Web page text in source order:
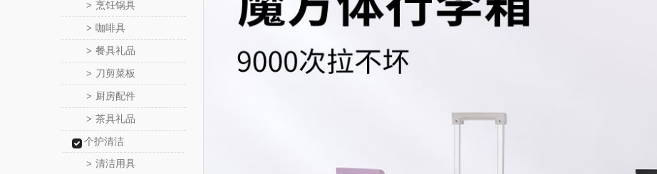
> 烹饪锅具
> 咖啡具
> 餐具礼品
> 刀剪菜板
> 厨房配件
> 茶具礼品
个护清洁
> 清洁用具